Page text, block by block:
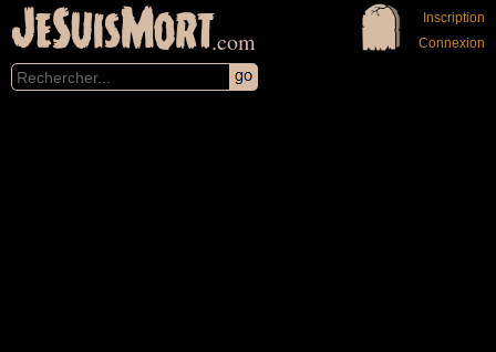
JeSuisMort.com
Inscription
Connexion